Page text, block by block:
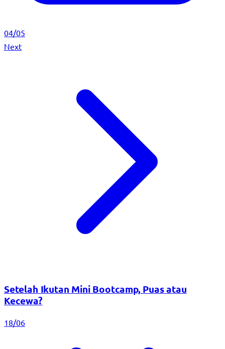
04/05
Next
Setelah Ikutan Mini Bootcamp, Puas atau
Kecewa?
18/06